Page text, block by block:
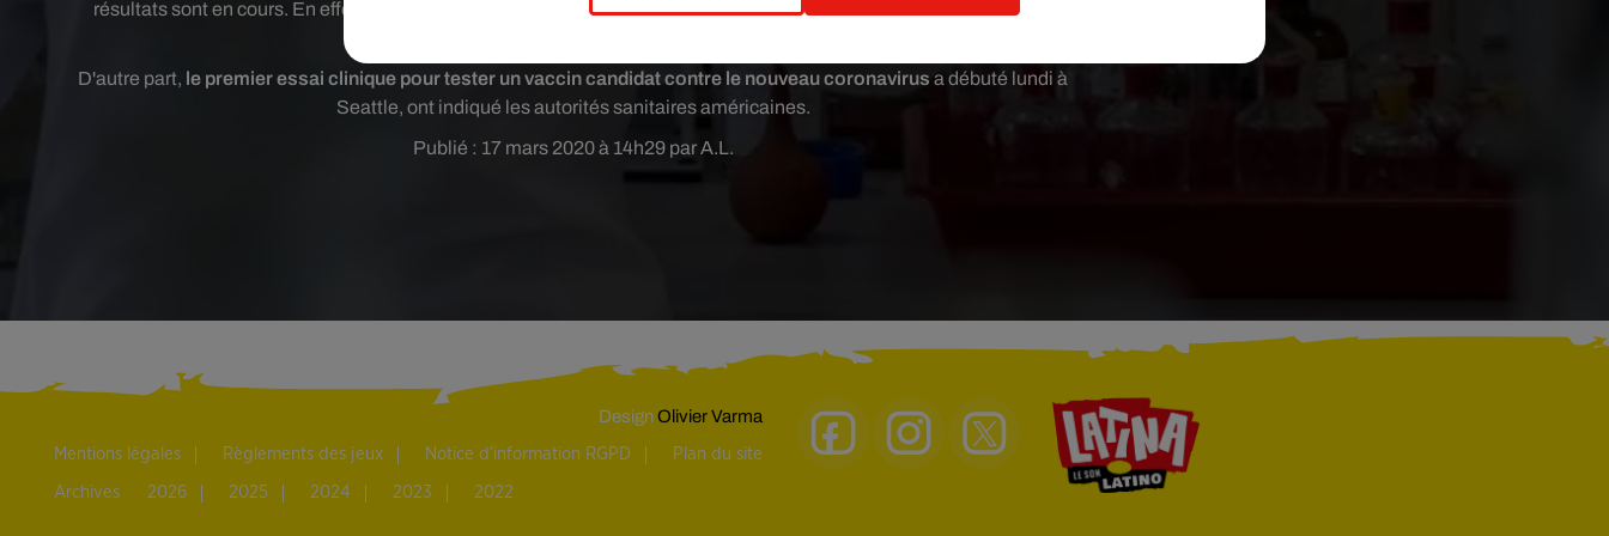
Publié : 17 mars 2020 à 14h29 par A.L.
résultats sont en cours. En effet, les chercheurs du VIB préparent actuellement la phase de test préclinique pour un
D'autre part, le premier essai clinique pour tester un vaccin candidat contre le nouveau coronavirus a débuté lundi à
Seattle, ont indiqué les autorités sanitaires américaines.
DesignOlivier Varma
Mentions légales Règlements des jeux Notice d’information RGPD Plan du site
Archives 2026 2025 2024 2023 2022